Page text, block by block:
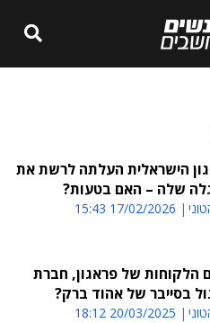
הישראלית העלתה לרשת את
שלה – האם בטעות?
17/02/2026 15:43
הלקוחות של פראגון, חברת
בסייבר של אהוד ברק?
20/03/2025 18:12